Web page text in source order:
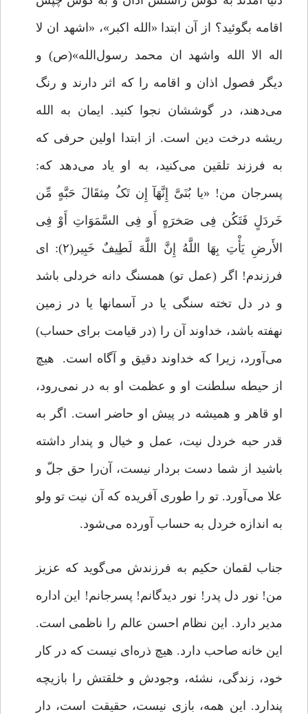
اقامه بگوئید؟ از آن ابتدا «الله اکبر»، «اشهد ان لا
اله الا الله واشهد ان محمد رسول‌الله»(ص) و
دیگر فصول اذان و اقامه را که اثر دارند و رنگ
می‌دهند، در گوششان نجوا کنید. ایمان به الله
ریشه درخت دین است. از ابتدا اولین حرفی که
به فرزند تلقین می‌کنید، به او یاد می‌دهد که:
پسرجان من! «یا بُنَىَّ إِنَّهَآ إِن تَکُ مِثقَالَ حَبَّهٍ مِّن
خَردَلٍ فَتَکُن فِى صَخرَهٍ أَو فِى السَّمَوَاتِ أَوْ فِى
الأَرضِ یَأْتِ بِهَا اللَّهُ إِنَّ اللَّهَ لَطِیفٌ خَبِیر(۲): اى
فرزندم! اگر (عمل تو) همسنگ دانه‏ خردلى باشد
و در دل تخته سنگى یا در آسمان‏ها یا در زمین
نهفته باشد، خداوند آن را (در قیامت براى حساب)
مى‏‌آورد، زیرا که خداوند دقیق و آگاه است. هیچ
از حیطه سلطنت او و عظمت او به در نمی‌رود،
او قاهر و همیشه در پیش او حاضر است. اگر به
قدر حبه خردل نیت، عمل و خیال و پندار داشته
باشید از شما دست بردار نیست، آن‌را حق جلّ و
علا می‌آورد. تو را طوری آفریده که آن نیت تو ولو
به اندازه خردل به حساب ‌آورده می‌شود.
جناب لقمان حکیم به فرزندش می‌گوید که عزیز
من! نور دل پدر! نور دیدگانم! پسرجانم! این اداره
مدیر دارد. این نظام احسن عالم را ناظمی است.
این خانه صاحب دارد. هیچ ذره‌ای نیست که در کار
خود، زندگی، نشئه، وجودش و خلقتش را بازیچه
پندارد. این همه، بازی نیست، حقیقت است، دار